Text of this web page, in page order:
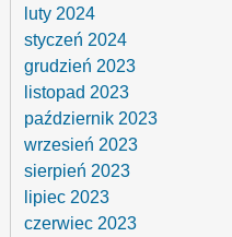
luty 2024
styczeń 2024
grudzień 2023
listopad 2023
październik 2023
wrzesień 2023
sierpień 2023
lipiec 2023
czerwiec 2023